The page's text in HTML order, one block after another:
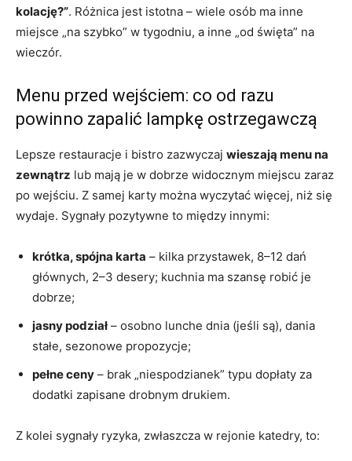
kolację?”. Różnica jest istotna – wiele osób ma inne
miejsce „na szybko” w tygodniu, a inne „od święta” na
wieczór.
Menu przed wejściem: co od razu
powinno zapalić lampkę ostrzegawczą
Lepsze restauracje i bistro zazwyczaj wieszają menu na
zewnątrz lub mają je w dobrze widocznym miejscu zaraz
po wejściu. Z samej karty można wyczytać więcej, niż się
wydaje. Sygnały pozytywne to między innymi:
krótka, spójna karta – kilka przystawek, 8–12 dań
głównych, 2–3 desery; kuchnia ma szansę robić je
dobrze;
jasny podział– osobno lunche dnia (jeśli są), dania
stałe, sezonowe propozycje;
pełne ceny – brak „niespodzianek” typu dopłaty za
dodatki zapisane drobnym drukiem.
Z kolei sygnały ryzyka, zwłaszcza w rejonie katedry, to: